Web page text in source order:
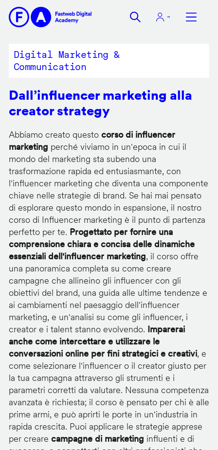
contenuto
Digital Marketing &
Communication
Dall’influencer marketing alla
creator strategy
Abbiamo creato questo corso di influencer
marketing perché viviamo in un'epoca in cui il
mondo del marketing sta subendo una
trasformazione rapida ed entusiasmante, con
l'influencer marketing che diventa una componente
chiave nelle strategie di brand. Se hai mai pensato
di esplorare questo mondo in espansione, il nostro
corso di Influencer marketing è il punto di partenza
perfetto per te. Progettato per fornire una
comprensione chiara e concisa delle dinamiche
essenziali dell'influencer marketing, il corso offre
una panoramica completa su come creare
campagne che allineino gli influencer con gli
obiettivi del brand, una guida alle ultime tendenze e
ai cambiamenti nel paesaggio dell'influencer
marketing, e un'analisi su come gli influencer, i
creator e i talent stanno evolvendo. Imparerai
anche come intercettare e utilizzare le
conversazioni online per fini strategici e creativi, e
come selezionare l'influencer o il creator giusto per
la tua campagna attraverso gli strumenti e i
parametri corretti da valutare. Nessuna competenza
avanzata è richiesta; il corso è pensato per chi è alle
prime armi, e può aprirti le porte in un'industria in
rapida crescita. Puoi applicare le strategie apprese
per creare campagne di marketing influenti e di